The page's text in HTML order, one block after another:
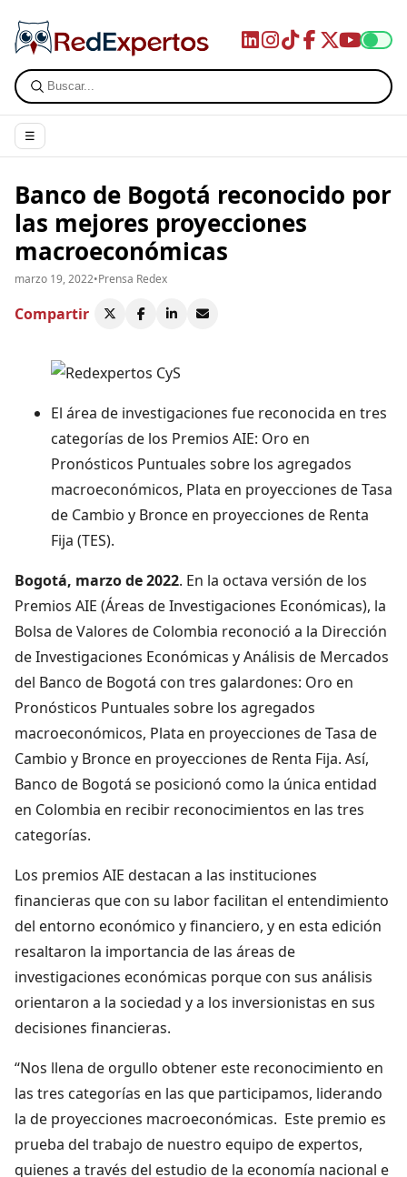
☰
Banco de Bogotá reconocido por
las mejores proyecciones
macroeconómicas
marzo 19, 2022•Prensa Redex
Compartir
El área de investigaciones fue reconocida en tres
categorías de los Premios AIE: Oro en
Pronósticos Puntuales sobre los agregados
macroeconómicos, Plata en proyecciones de Tasa
de Cambio y Bronce en proyecciones de Renta
Fija (TES).
Bogotá, marzo de 2022. En la octava versión de los
Premios AIE (Áreas de Investigaciones Económicas), la
Bolsa de Valores de Colombia reconoció a la Dirección
de Investigaciones Económicas y Análisis de Mercados
del Banco de Bogotá con tres galardones: Oro en
Pronósticos Puntuales sobre los agregados
macroeconómicos, Plata en proyecciones de Tasa de
Cambio y Bronce en proyecciones de Renta Fija. Así,
Banco de Bogotá se posicionó como la única entidad
en Colombia en recibir reconocimientos en las tres
categorías.
Los premios AIE destacan a las instituciones
financieras que con su labor facilitan el entendimiento
del entorno económico y financiero, y en esta edición
resaltaron la importancia de las áreas de
investigaciones económicas porque con sus análisis
orientaron a la sociedad y a los inversionistas en sus
decisiones financieras.
“Nos llena de orgullo obtener este reconocimiento en
las tres categorías en las que participamos, liderando
la de proyecciones macroeconómicas. Este premio es
prueba del trabajo de nuestro equipo de expertos,
quienes a través del estudio de la economía nacional e